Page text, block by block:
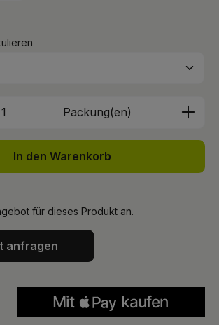
Gib den
Packung(en)
In den Warenkorb
für dieses Produkt an.
anfragen